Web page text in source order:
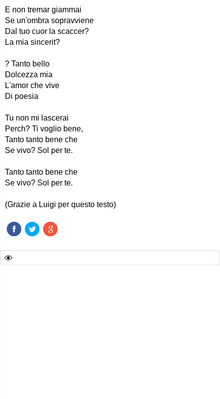
E non tremar giammai
Se un'ombra sopravviene
Dal tuo cuor la scaccer?
La mia sincerit?
? Tanto bello
Dolcezza mia
L'amor che vive
Di poesia
Tu non mi lascerai
Perch? Ti voglio bene,
Tanto tanto bene che
Se vivo? Sol per te.
Tanto tanto bene che
Se vivo? Sol per te.
(Grazie a Luigi per questo testo)